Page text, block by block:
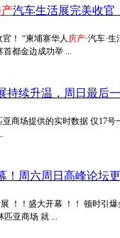
产汽车生活展完美收官
！ “柬埔寨华人 房产·汽车·
首都金边成功举 ...
持续升温，周日最后一
商场提供的实时数据 仅17
！周六周日高峰论坛
！！盛大开幕 ！！ 顿时引
匹亚商场 就 ...